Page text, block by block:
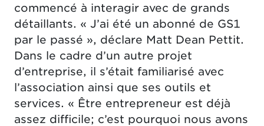
commencé à interagir avec de grands
détaillants. « J’ai été un abonné de GS1
par le passé », déclare Matt Dean Pettit.
Dans le cadre d’un autre projet
d’entreprise, il s’était familiarisé avec
l’association ainsi que ses outils et
services. « Être entrepreneur est déjà
assez difficile; c’est pourquoi nous avons